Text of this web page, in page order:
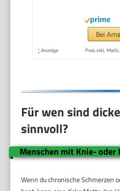
Bei
* Anzeige Preis inkl.
Für wen sind
sinnvoll?
Menschen mit Knie- oder
Wenn du chronische Schmerzen